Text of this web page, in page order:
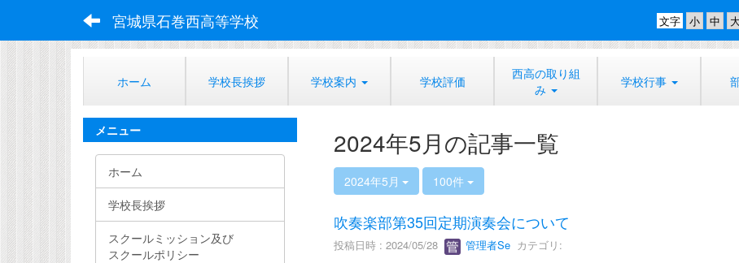
宮城県石巻西高等学校 文字
ホーム 学校長挨拶 学校案内 学校評価
西高の取り組
み
学校行事
2024年5月の記事一覧
2024年5月 100件
吹奏楽部第35回定期演奏会について
投稿日時 : 2024/05/28 管理者Seカテゴリ:
メニュー
ホーム
学校長挨拶
スクールミッション及び
スクールポリシー